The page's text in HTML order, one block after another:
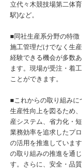
立代々木競技場第二体
駅)など。
■同社生産系分野の特徴
施工管理だけでなく生
経験できる機会が多数
ます。現場が受注・着
ことができます。
■これからの取り組みに
生産性向上を図るため
産システム、省力化・
業務効率を追求したプ
の活用を推進していま
の取り組みの推進を通
す。さらに、安全・品